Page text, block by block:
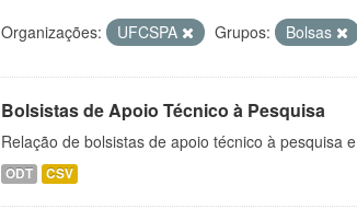
Organizações: UFCSPA Grupos: Bolsas
Bolsistas de Apoio Técnico à Pesquisa
Relação de bolsistas de apoio técnico à pesquisa
ODT CSV